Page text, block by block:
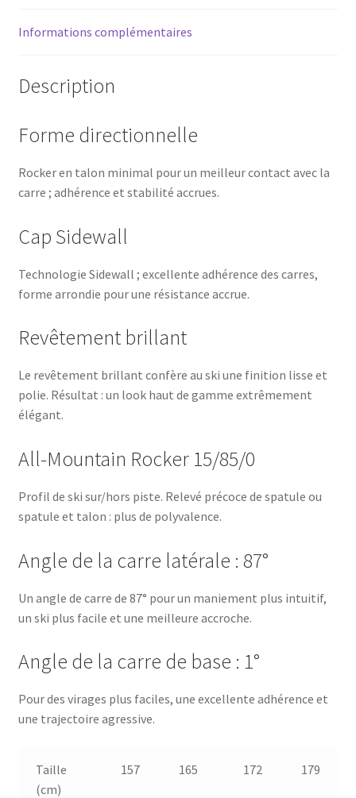
Informations complémentaires
Description
Forme directionnelle
Rocker en talon minimal pour un meilleur contact avec la
carre ; adhérence et stabilité accrues.
Cap Sidewall
Technologie Sidewall ; excellente adhérence des carres,
forme arrondie pour une résistance accrue.
Revêtement brillant
Le revêtement brillant confère au ski une finition lisse et
polie. Résultat : un look haut de gamme extrêmement
élégant.
All-Mountain Rocker 15/85/0
Profil de ski sur/hors piste. Relevé précoce de spatule ou
spatule et talon : plus de polyvalence.
Angle de la carre latérale : 87°
Un angle de carre de 87° pour un maniement plus intuitif,
un ski plus facile et une meilleure accroche.
Angle de la carre de base : 1°
Pour des virages plus faciles, une excellente adhérence et
une trajectoire agressive.
Taille
(cm)
157 165 172 179